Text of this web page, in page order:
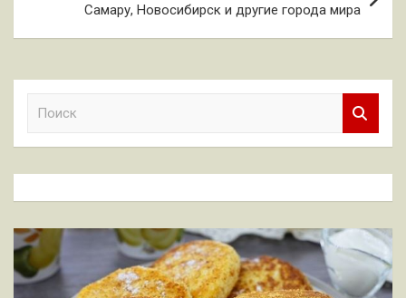
Самару, Новосибирск и другие города мира
к